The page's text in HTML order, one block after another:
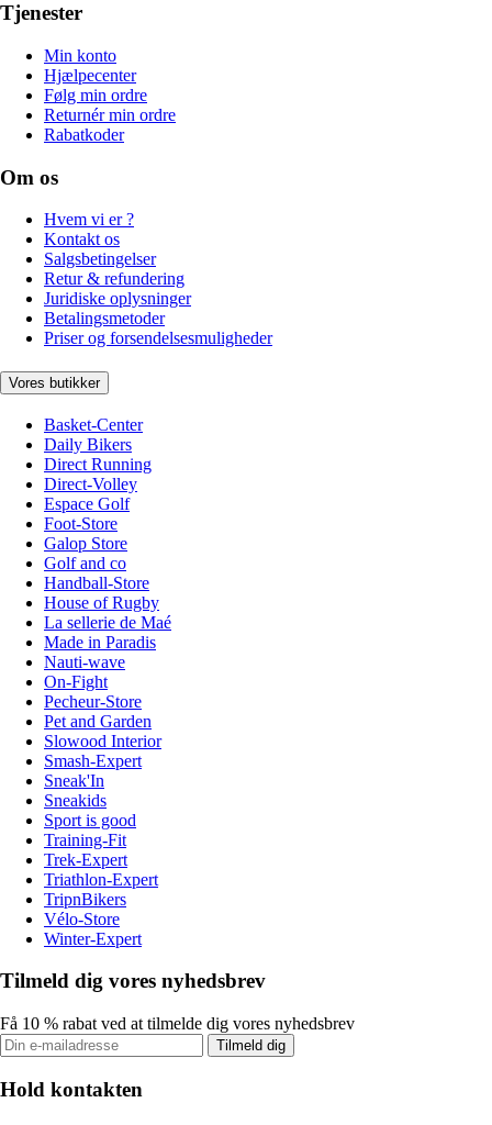
Tjenester
Min konto
Hjælpecenter
Følg min ordre
Returnér min ordre
Rabatkoder
Om os
Hvem vi er ?
Kontakt os
Salgsbetingelser
Retur & refundering
Juridiske oplysninger
Betalingsmetoder
Priser og forsendelsesmuligheder
Vores butikker
Basket-Center
Daily Bikers
Direct Running
Direct-Volley
Espace Golf
Foot-Store
Galop Store
Golf and co
Handball-Store
House of Rugby
La sellerie de Maé
Made in Paradis
Nauti-wave
On-Fight
Pecheur-Store
Pet and Garden
Slowood Interior
Smash-Expert
Sneak'In
Sneakids
Sport is good
Training-Fit
Trek-Expert
Triathlon-Expert
TripnBikers
Vélo-Store
Winter-Expert
Tilmeld dig vores nyhedsbrev
Få 10 % rabat ved at tilmelde dig vores nyhedsbrev
Tilmeld dig
Hold kontakten